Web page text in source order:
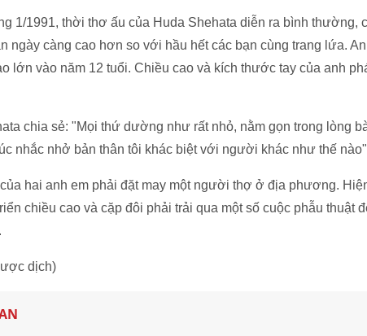
1/1991, thời thơ ấu của Huda Shehata diễn ra bình thường,
ngày càng cao hơn so với hầu hết các bạn cùng trang lứa.
lớn vào năm 12 tuổi. Chiều cao và kích thước tay của anh
chia sẻ: "Mọi thứ dường như rất nhỏ, nằm gọn trong lòng
nhắc nhở bản thân tôi khác biệt với người khác như thế
hai anh em phải đặt may một người thợ ở địa phương.
chiều cao và cặp đôi phải trải qua một số cuộc phẫu thuật
dịch)